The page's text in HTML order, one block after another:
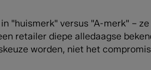
"huismerk" versus "A-merk" –
retailer diepe alledaagse
worden, niet het